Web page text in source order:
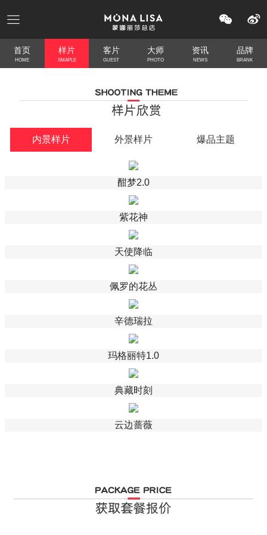
首页
HOME
样片
SMAPLE
客片
GUEST
大师
PHOTO
资讯
NEWS
品牌
BRANK
内景样片 外景样片 爆品主题
酣梦2.0
紫花神
天使降临
佩罗的花丛
辛德瑞拉
玛格丽特1.0
典藏时刻
云边蔷薇